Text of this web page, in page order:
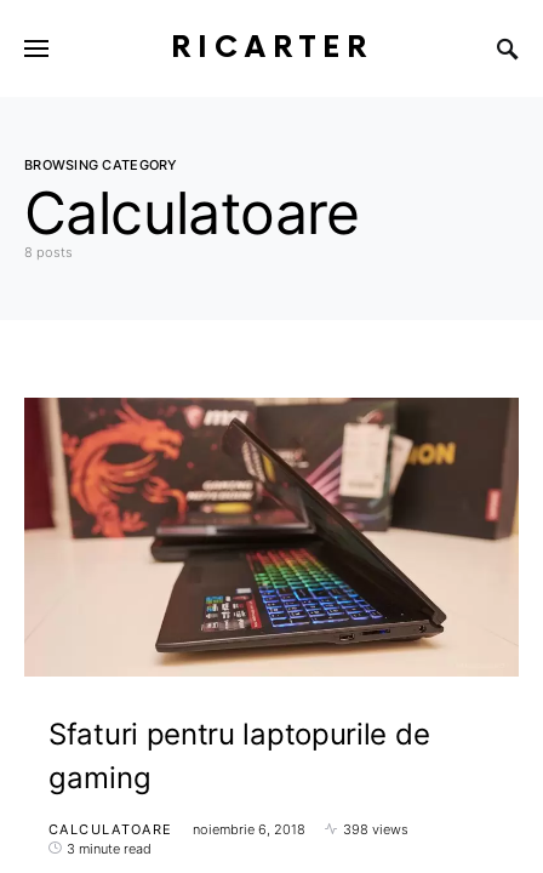
RICARTER
BROWSING CATEGORY
Calculatoare
8 posts
Sfaturi pentru laptopurile de
gaming
CALCULATOARE noiembrie 6, 2018
398 views
3 minute read